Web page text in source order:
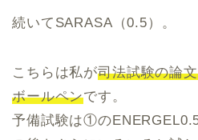
続いてSARASA（0.5）。
こちらは私が司法試験の論
ボールペンです。
予備試験は①の